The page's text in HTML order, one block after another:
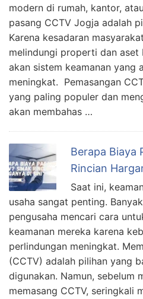
modern di rumah, kantor,
pasang CCTV Jogja adalah
Karena kesadaran
melindungi properti dan aset
akan sistem keamanan yang
meningkat. Pemasangan
yang paling populer dan
akan membahas …
Berapa Biaya
Rincian
Saat ini,
usaha sangat penting.
pengusaha mencari cara
keamanan mereka karena
perlindungan meningkat.
(CCTV) adalah pilihan yang
digunakan. Namun, sebelum
memasang CCTV, seringkali